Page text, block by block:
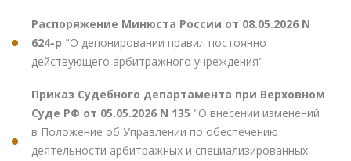
Распоряжение Минюста России от 08.05.2026 N
624-р "О депонировании правил постоянно
действующего арбитражного учреждения"
Приказ Судебного департамента при Верховном
Суде РФ от 05.05.2026 N 135 "О внесении изменений
в Положение об Управлении по обеспечению
деятельности арбитражных и специализированных